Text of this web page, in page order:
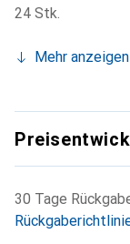
24 Stk.
Mehr anzeigen
30 Tage